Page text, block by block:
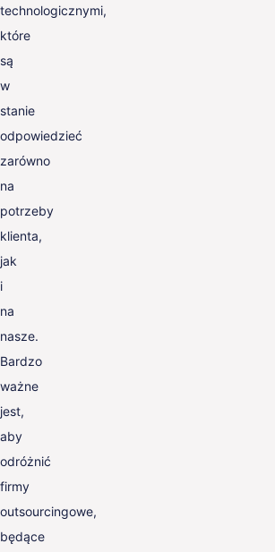
technologicznymi,
które
są
w
stanie
odpowiedzieć
zarówno
na
potrzeby
klienta,
jak
i
na
nasze.
Bardzo
ważne
jest,
aby
odróżnić
firmy
outsourcingowe,
będące